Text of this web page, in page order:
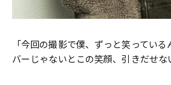
「今回の撮影で僕、ずっと笑ってい
バーじゃないとこの笑顔、引きだせな